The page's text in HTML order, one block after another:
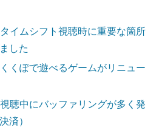
タイムシフト視聴時に重要な箇所
した
くくぽで遊べるゲームがリニュー
視聴中にバッファリングが多く発
済）